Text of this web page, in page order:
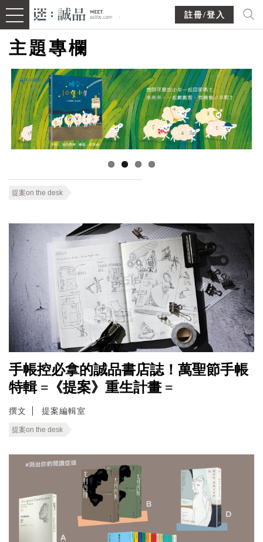
註冊/登入
主題專欄
提案on the desk
手帳控必拿的誠品書店誌！萬聖節手帳
特輯 =《提案》重生計畫 =
撰文 提案編輯室
提案on the desk